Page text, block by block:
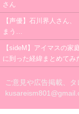
さん
【声優】石川界人さん
まう…
【sideM】アイマスの家
に到った経緯まとめてみ
ご意見や広告掲載、